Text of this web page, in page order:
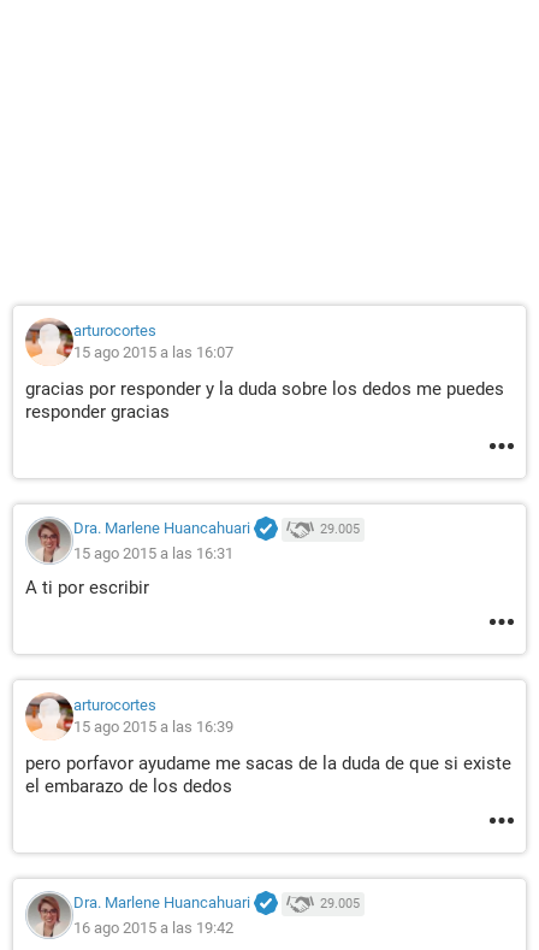
arturocortes
15 ago 2015 a las 16:07
gracias por responder y la duda sobre los dedos me puedes
responder gracias
Dra. Marlene Huancahuari 29.005
15 ago 2015 a las 16:31
A ti por escribir
arturocortes
15 ago 2015 a las 16:39
pero porfavor ayudame me sacas de la duda de que si existe
el embarazo de los dedos
Dra. Marlene Huancahuari 29.005
16 ago 2015 a las 19:42